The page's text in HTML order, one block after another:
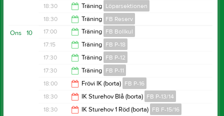
19:15
19:30
18:30 Träning Löparsektionen
19:30
18:30 Träning FB Reserv
20:30
10
Ons 17:00 Träning FB Bollkul
17:45
17:15 Träning FB P-18
18:15
17:30 Träning FB P-12
19:00
17:30 Träning FB P-11
19:00
18:00 Frövi IK (borta) FB P-16
20:00
18:30 IK Sturehov Blå (borta) FB P-13/14
18:30 IK Sturehov 1 Röd (borta) FB F-15/16